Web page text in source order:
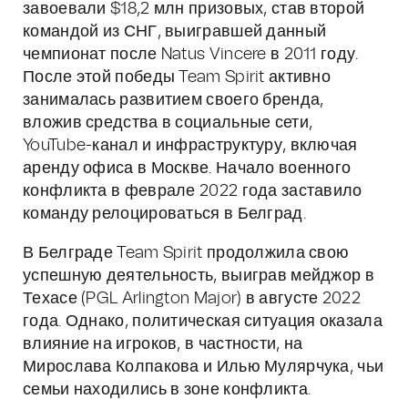
завоевали $18,2 млн призовых, став второй
командой из СНГ, выигравшей данный
чемпионат после Natus Vincere в 2011 году.
После этой победы Team Spirit активно
занималась развитием своего бренда,
вложив средства в социальные сети,
YouTube-канал и инфраструктуру, включая
аренду офиса в Москве. Начало военного
конфликта в феврале 2022 года заставило
команду релоцироваться в Белград.
В Белграде Team Spirit продолжила свою
успешную деятельность, выиграв мейджор в
Техасе (PGL Arlington Major) в августе 2022
года. Однако, политическая ситуация оказала
влияние на игроков, в частности, на
Мирослава Колпакова и Илью Мулярчука, чьи
семьи находились в зоне конфликта.